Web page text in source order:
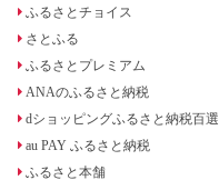
ふるさとチョイス
さとふる
ふるさとプレミアム
ANAのふるさと納税
dショッピングふるさと納税百選
au PAY ふるさと納税
ふるさと本舗